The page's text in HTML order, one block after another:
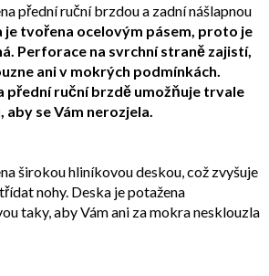
přední ruční brzdou a zadní nášlapnou
je tvořena ocelovým pásem, proto je
Perforace na svrchní straně zajistí,
ani v mokrých podmínkách.
ruční brzdě umožňuje trvale
se Vám nerozjela.
širokou hliníkovou deskou, což zvyšuje
nohy. Deska je potažena
taky, aby Vám ani za mokra nesklouzla